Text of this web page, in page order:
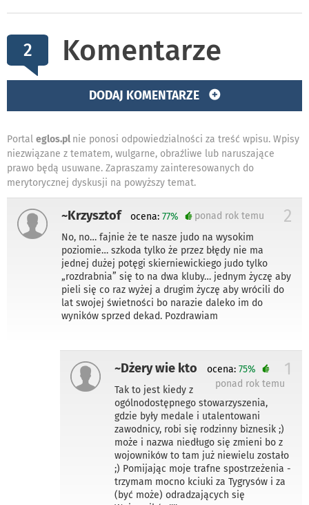
2 Komentarze
DODAJ KOMENTARZE
Portal eglos.pl nie ponosi odpowiedzialności za treść wpisu. Wpisy
niezwiązane z tematem, wulgarne, obraźliwe lub naruszające
prawo będą usuwane. Zapraszamy zainteresowanych do
merytorycznej dyskusji na powyższy temat.
~Krzysztof 2
ponad rok temu
ocena: 77%
No, no… fajnie że te nasze judo na wysokim
poziomie… szkoda tylko że przez błędy nie ma
jednej dużej potęgi skierniewickiego judo tylko
„rozdrabnia” się to na dwa kluby… jednym życzę aby
pieli się co raz wyżej a drugim życzę aby wrócili do
lat swojej świetności bo narazie daleko im do
wyników sprzed dekad. Pozdrawiam
~Dżery wie kto 1
ponad rok temu
ocena: 75%
Tak to jest kiedy z
ogólnodostępnego stowarzyszenia,
gdzie były medale i utalentowani
zawodnicy, robi się rodzinny biznesik ;)
może i nazwa niedługo się zmieni bo z
wojowników to tam już niewielu zostało
;) Pomijając moje trafne spostrzeżenia -
trzymam mocno kciuki za Tygrysów i za
(być może) odradzających się